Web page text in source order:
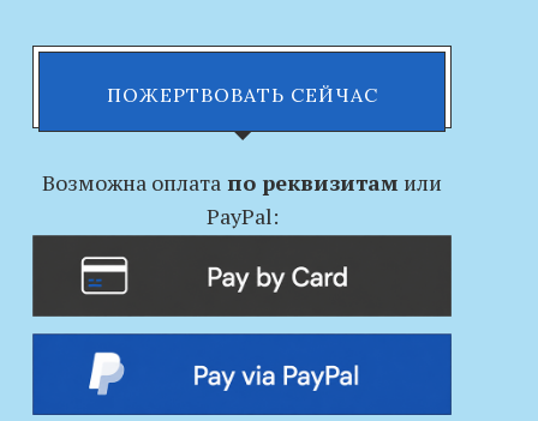
ПОЖЕРТВОВАТЬ СЕЙЧАС
Возможна оплата по реквизитам или
PayPal: